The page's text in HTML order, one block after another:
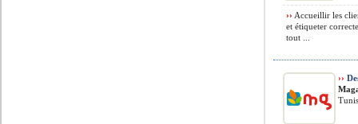
›› Accueillir les
et étiqueter
tout ...
››